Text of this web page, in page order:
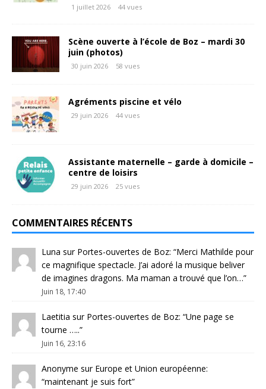
1 juillet 2026 44 vues
Scène ouverte à l’école de Boz – mardi 30
juin (photos)
30 juin 2026 58 vues
Agréments piscine et vélo
29 juin 2026 44 vues
Assistante maternelle – garde à domicile –
centre de loisirs
29 juin 2026 25 vues
COMMENTAIRES RÉCENTS
Luna sur Portes-ouvertes de Boz: “Merci Mathilde pour
ce magnifique spectacle. J’ai adoré la musique beliver
de imagines dragons. Ma maman a trouvé que l’on…”
Juin 18, 17:40
Laetitia sur Portes-ouvertes de Boz: “Une page se
tourne …..”
Juin 16, 23:16
Anonyme sur Europe et Union européenne:
“maintenant je suis fort”